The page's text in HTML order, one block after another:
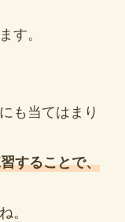
す。
も当てはまり
することで、
。